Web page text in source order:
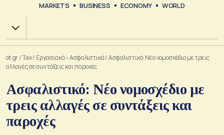
MARKETS BUSINESS ECONOMY WORLD
Χ.Α.
ot.gr/Tax/ Εργασιακά – Ασφαλιστικά/Ασφαλιστικό: Νέο νομοσχέδιο με τρεις
αλλαγές σε συντάξεις και παροχές
Ασφαλιστικό: Νέο νομοσχέδιο με
τρεις αλλαγές σε συντάξεις και
παροχές